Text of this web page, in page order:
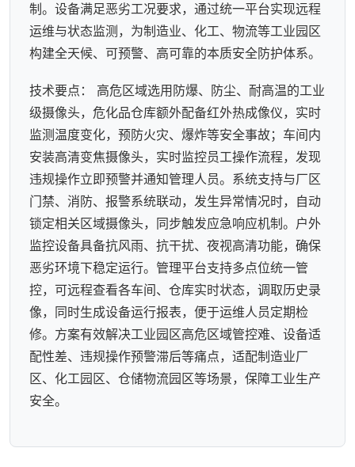
制。设备满足恶劣工况要求，通过统一平台实现远程
运维与状态监测，为制造业、化工、物流等工业园区
构建全天候、可预警、高可靠的本质安全防护体系。
技术要点： 高危区域选用防爆、防尘、耐高温的工业
级摄像头，危化品仓库额外配备红外热成像仪，实时
监测温度变化，预防火灾、爆炸等安全事故；车间内
安装高清变焦摄像头，实时监控员工操作流程，发现
违规操作立即预警并通知管理人员。系统支持与厂区
门禁、消防、报警系统联动，发生异常情况时，自动
锁定相关区域摄像头，同步触发应急响应机制。户外
监控设备具备抗风雨、抗干扰、夜视高清功能，确保
恶劣环境下稳定运行。管理平台支持多点位统一管
控，可远程查看各车间、仓库实时状态，调取历史录
像，同时生成设备运行报表，便于运维人员定期检
修。方案有效解决工业园区高危区域管控难、设备适
配性差、违规操作预警滞后等痛点，适配制造业厂
区、化工园区、仓储物流园区等场景，保障工业生产
安全。